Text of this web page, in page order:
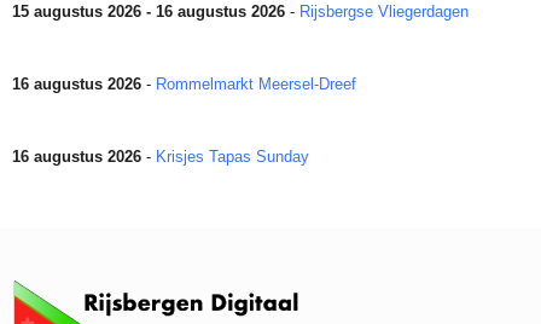
15 augustus 2026 - 16 augustus 2026 - Rijsbergse Vliegerdagen
16 augustus 2026 - Rommelmarkt Meersel-Dreef
16 augustus 2026 - Krisjes Tapas Sunday